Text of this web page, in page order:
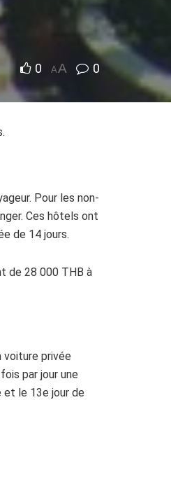
0 AA 0
Pour les non-
Ces hôtels ont
de 14 jours.
de 28 000 THB à
voiture privée
par jour une
le 13e jour de